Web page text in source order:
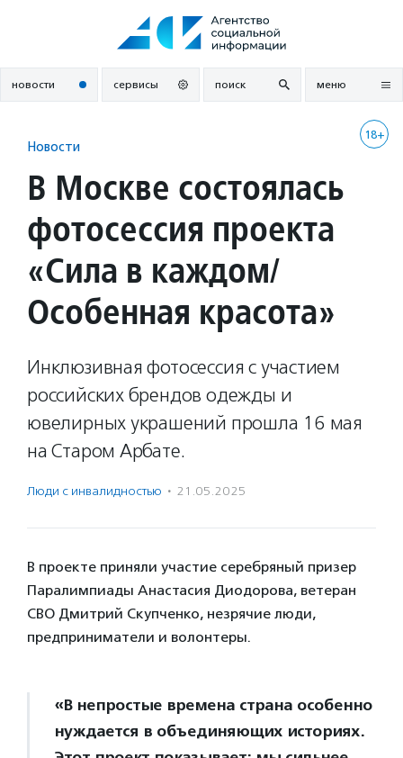
новости сервисы поиск меню
18+
Новости
В Москве состоялась
фотосессия проекта
«Сила в каждом/
Особенная красота»
Инклюзивная фотосессия с участием
российских брендов одежды и
ювелирных украшений прошла 16 мая
на Старом Арбате.
Люди с инвалидностью · 21.05.2025
В проекте приняли участие серебряный призер
Паралимпиады Анастасия Диодорова, ветеран
СВО Дмитрий Скупченко, незрячие люди,
предприниматели и волонтеры.
«В непростые времена страна особенно
нуждается в объединяющих историях.